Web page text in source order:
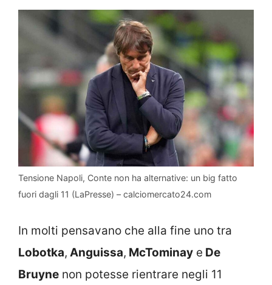
Tensione Napoli, Conte non ha alternative: un big fatto
fuori dagli 11 (LaPresse) – calciomercato24.com
In molti pensavano che alla fine uno tra
Lobotka, Anguissa, McTominay e De
Bruyne non potesse rientrare negli 11